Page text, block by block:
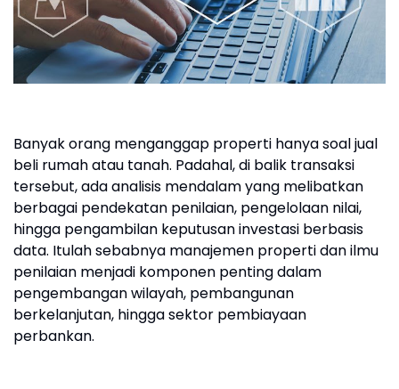
Banyak orang menganggap properti hanya soal jual
beli rumah atau tanah. Padahal, di balik transaksi
tersebut, ada analisis mendalam yang melibatkan
berbagai pendekatan penilaian, pengelolaan nilai,
hingga pengambilan keputusan investasi berbasis
data. Itulah sebabnya manajemen properti dan ilmu
penilaian menjadi komponen penting dalam
pengembangan wilayah, pembangunan
berkelanjutan, hingga sektor pembiayaan
perbankan.